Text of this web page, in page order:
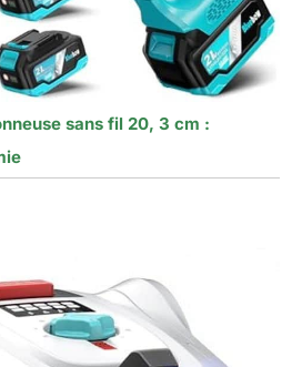
sans fil 20, 3 cm :